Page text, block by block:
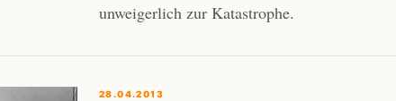
unweigerlich zur Katastrophe.
28.04.2013